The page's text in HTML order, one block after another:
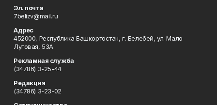
Эл. почта
7belizv@mail.ru
Адрес
452000, Республика Башкортостан, г. Белебей, ул. Мало
Луговая, 53А
Рекламная служба
(34786) 3-25-44
Редакция
(34786) 3-23-02